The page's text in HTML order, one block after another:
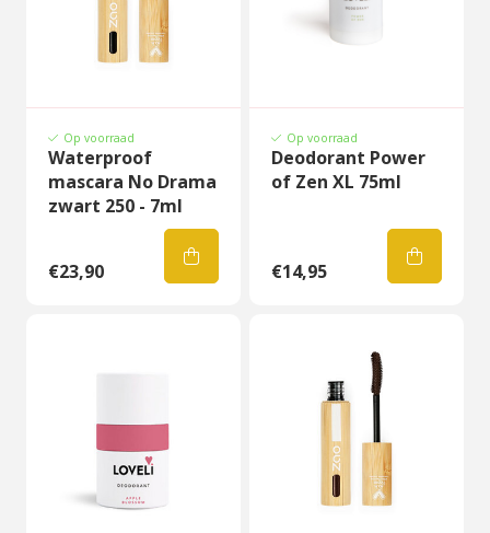
Op voorraad
Waterproof
mascara No Drama
zwart 250 - 7ml
€23,90
Op voorraad
Deodorant Power
of Zen XL 75ml
€14,95